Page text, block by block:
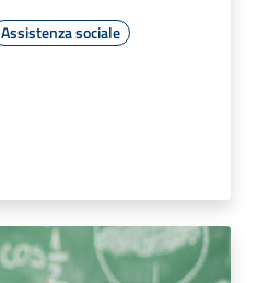
Assistenza sociale